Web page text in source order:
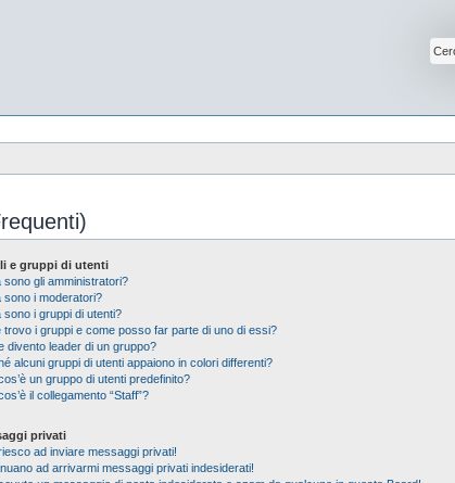
e gruppi di utenti
sono gli amministratori?
sono i moderatori?
sono i gruppi di utenti?
trovo i gruppi e come posso far parte di uno di essi?
divento leader di un gruppo?
alcuni gruppi di utenti appaiono in colori differenti?
un gruppo di utenti predefinito?
il collegamento “Staff”?
privati
ad inviare messaggi privati!
ad arrivarmi messaggi privati indesiderati!